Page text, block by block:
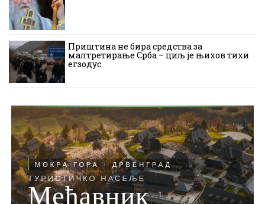
Приштина не бира средства за
малтретирање Срба – циљ је њихов тихи
егзодус